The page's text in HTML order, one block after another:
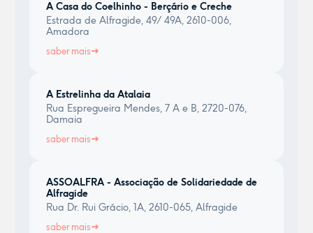
A Casa do Coelhinho - Berçário e Creche
Estrada de Alfragide, 49/ 49A, 2610-006,
Amadora
saber mais
A Estrelinha da Atalaia
Rua Espregueira Mendes, 7 A e B, 2720-076,
Damaia
saber mais
ASSOALFRA - Associação de Solidariedade de
Alfragide
Rua Dr. Rui Grácio, 1A, 2610-065, Alfragide
saber mais